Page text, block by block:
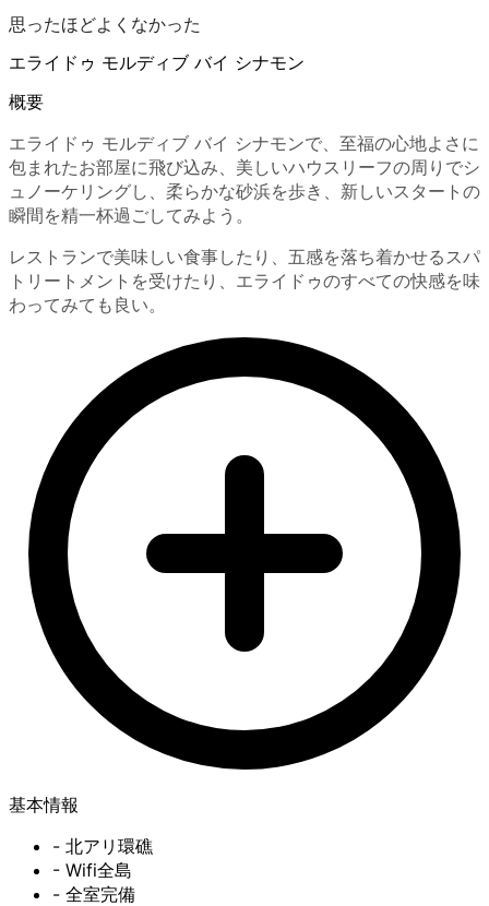
思ったほどよくなかった
エライドゥ モルディブ バイ シナモン
概要
エライドゥ モルディブ バイ シナモンで、至福の心地よさに
包まれたお部屋に飛び込み、美しいハウスリーフの周りでシ
ュノーケリングし、柔らかな砂浜を歩き、新しいスタートの
瞬間を精一杯過ごしてみよう。
レストランで美味しい食事したり、五感を落ち着かせるスパ
トリートメントを受けたり、エライドゥのすべての快感を味
わってみても良い。
基本情報
- 北アリ環礁
- Wifi全島
- 全室完備